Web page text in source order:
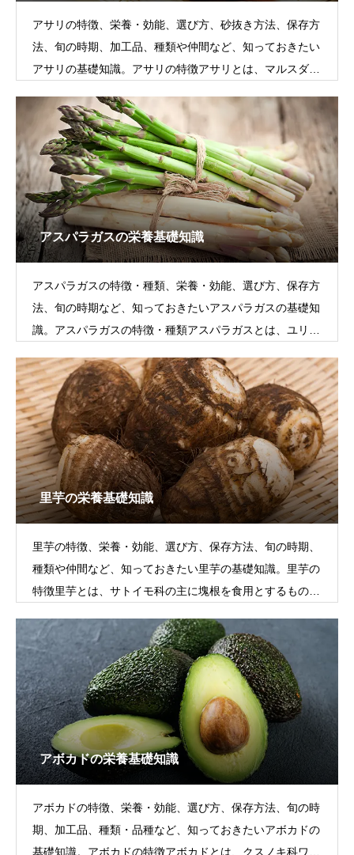
アサリの特徴、栄養・効能、選び方、砂抜き方法、保存方
法、旬の時期、加工品、種類や仲間など、知っておきたい
アサリの基礎知識。アサリの特徴アサリとは、マルスダレ
アスパラガスの栄養基礎知識
アスパラガスの特徴・種類、栄養・効能、選び方、保存方
法、旬の時期など、知っておきたいアスパラガスの基礎知
識。アスパラガスの特徴・種類アスパラガスとは、ユリ科
里芋の栄養基礎知識
里芋の特徴、栄養・効能、選び方、保存方法、旬の時期、
種類や仲間など、知っておきたい里芋の基礎知識。里芋の
特徴里芋とは、サトイモ科の主に塊根を食用とするもので
アボカドの栄養基礎知識
アボカドの特徴、栄養・効能、選び方、保存方法、旬の時
期、加工品、種類・品種など、知っておきたいアボカドの
基礎知識。アボカドの特徴アボカドとは、クスノキ科ワニ